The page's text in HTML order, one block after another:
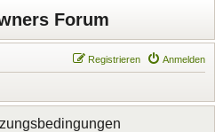
Forum
Anmelden
Registrieren